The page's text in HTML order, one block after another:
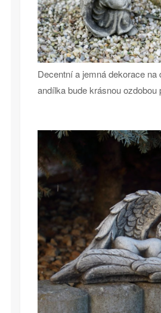
Decentní a jemná dekorace
andílka bude krásnou ozdobou